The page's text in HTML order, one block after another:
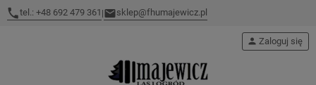
tel.: +48 692 479 361 | sklep@fhumajewicz.pl
person Zaloguj się